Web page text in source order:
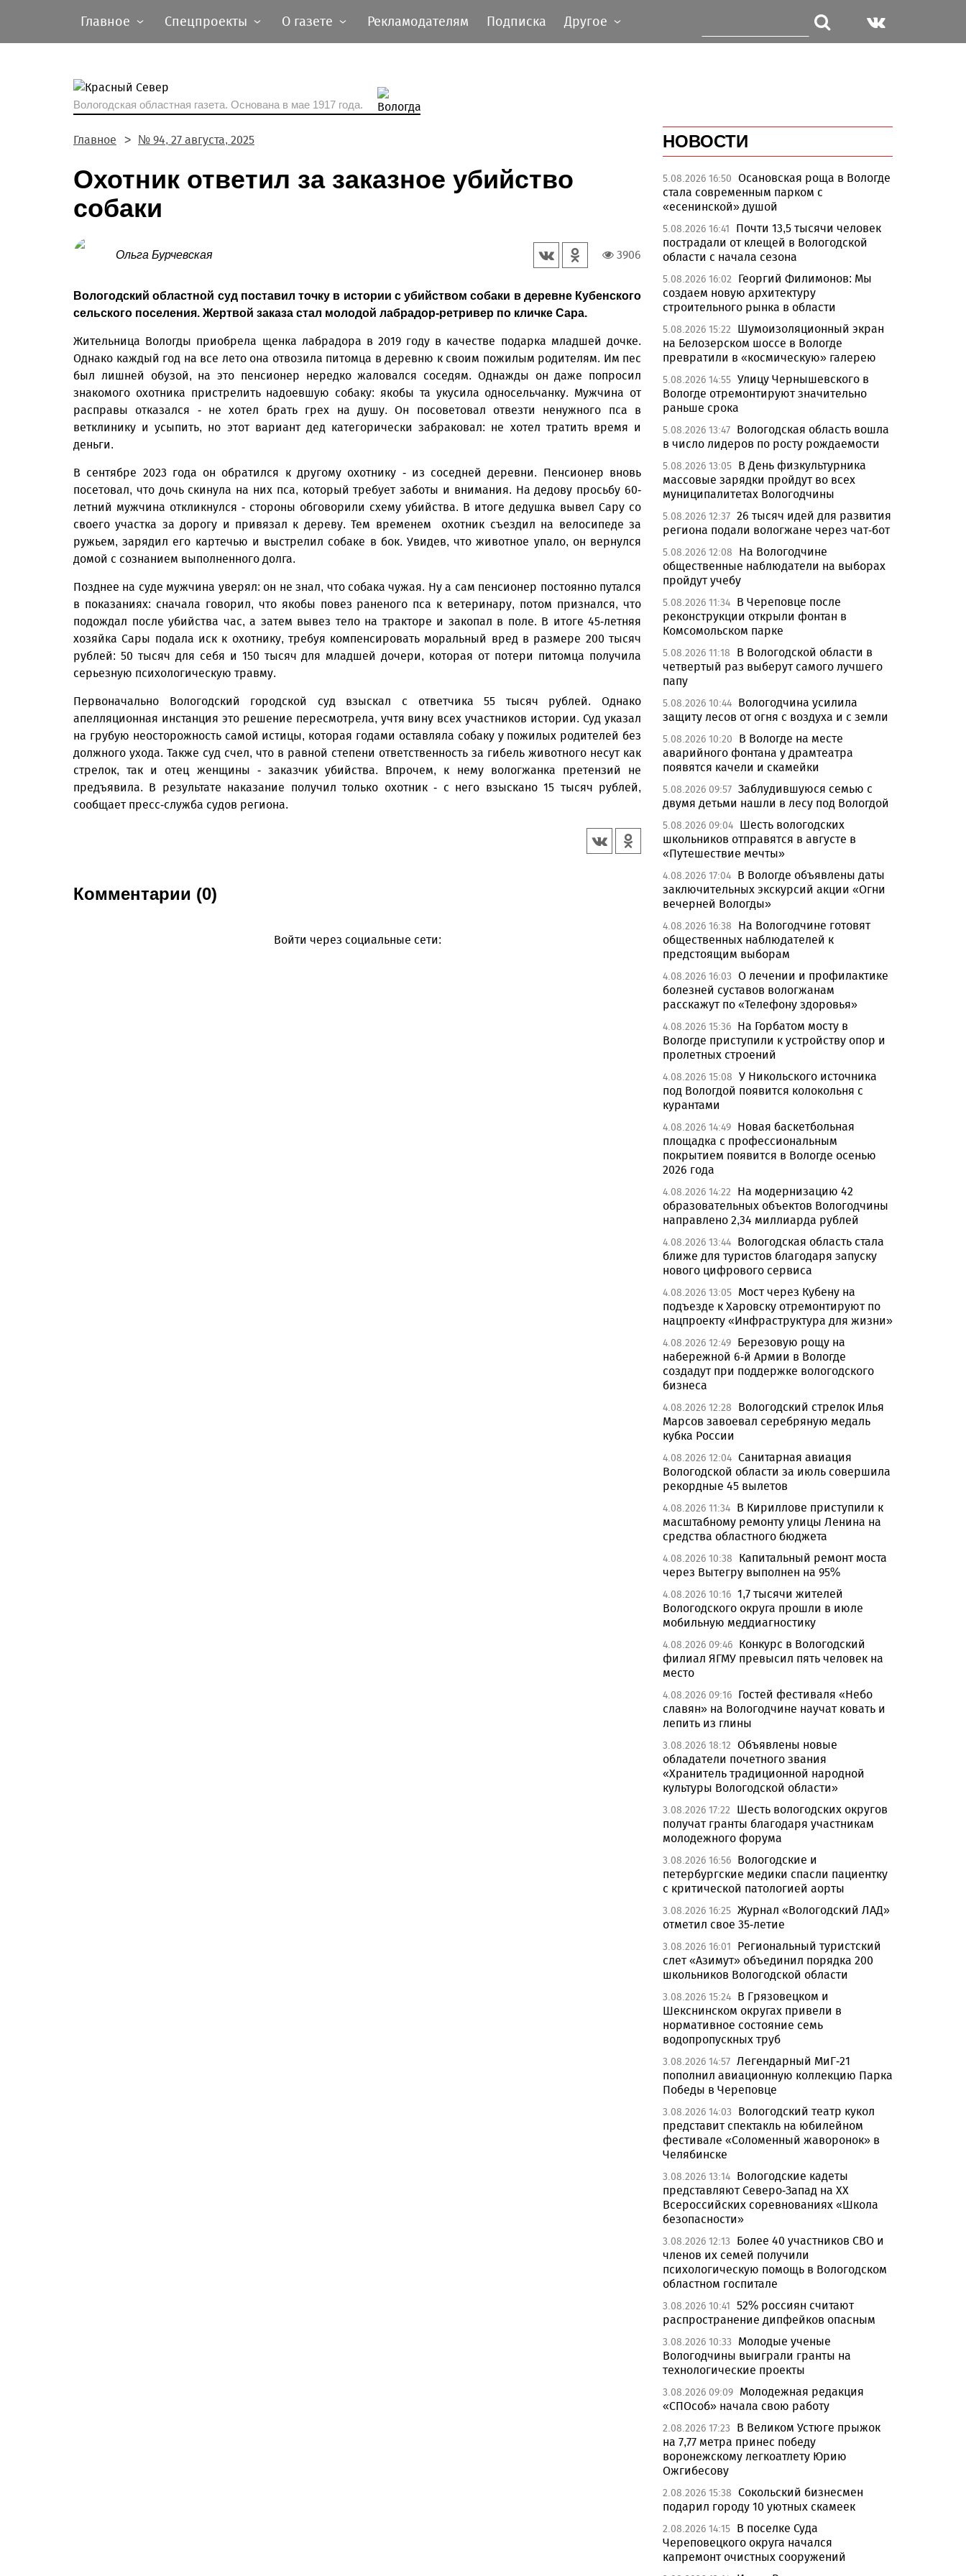
Главное Спецпроекты О газете Рекламодателям Подписка Другое
Вологодская областная газета. Основана в мае 1917 года.
Главное № 94, 27 августа, 2025
Охотник ответил за заказное убийство
собаки
Ольга Бурчевская 3906
Вологодский областной суд поставил точку в истории с убийством собаки в деревне Кубенского
сельского поселения. Жертвой заказа стал молодой лабрадор-ретривер по кличке Сара.
Жительница Вологды приобрела щенка лабрадора в 2019 году в качестве подарка младшей дочке.
Однако каждый год на все лето она отвозила питомца в деревню к своим пожилым родителям. Им пес
был лишней обузой, на это пенсионер нередко жаловался соседям. Однажды он даже попросил
знакомого охотника пристрелить надоевшую собаку: якобы та укусила односельчанку. Мужчина от
расправы отказался - не хотел брать грех на душу. Он посоветовал отвезти ненужного пса в
ветклинику и усыпить, но этот вариант дед категорически забраковал: не хотел тратить время и
деньги.
В сентябре 2023 года он обратился к другому охотнику - из соседней деревни. Пенсионер вновь
посетовал, что дочь скинула на них пса, который требует заботы и внимания. На дедову просьбу 60-
летний мужчина откликнулся - стороны обговорили схему убийства. В итоге дедушка вывел Сару со
своего участка за дорогу и привязал к дереву. Тем временем охотник съездил на велосипеде за
ружьем, зарядил его картечью и выстрелил собаке в бок. Увидев, что животное упало, он вернулся
домой с сознанием выполненного долга.
Позднее на суде мужчина уверял: он не знал, что собака чужая. Ну а сам пенсионер постоянно путался
в показаниях: сначала говорил, что якобы повез раненого пса к ветеринару, потом признался, что
подождал после убийства час, а затем вывез тело на тракторе и закопал в поле. В итоге 45-летняя
хозяйка Сары подала иск к охотнику, требуя компенсировать моральный вред в размере 200 тысяч
рублей: 50 тысяч для себя и 150 тысяч для младшей дочери, которая от потери питомца получила
серьезную психологическую травму.
Первоначально Вологодский городской суд взыскал с ответчика 55 тысяч рублей. Однако
апелляционная инстанция это решение пересмотрела, учтя вину всех участников истории. Суд указал
на грубую неосторожность самой истицы, которая годами оставляла собаку у пожилых родителей без
должного ухода. Также суд счел, что в равной степени ответственность за гибель животного несут как
стрелок, так и отец женщины - заказчик убийства. Впрочем, к нему вологжанка претензий не
предъявила. В результате наказание получил только охотник - с него взыскано 15 тысяч рублей,
сообщает пресс-служба судов региона.
Комментарии (0)
Войти через социальные сети:
НОВОСТИ
5.08.2026 16:50 Осановская роща в Вологде
стала современным парком с
«есенинской» душой
5.08.2026 16:41
Почти 13,5 тысячи человек
пострадали от клещей в Вологодской
области с начала сезона
5.08.2026 16:02
Георгий Филимонов: Мы
создаем новую архитектуру
строительного рынка в области
5.08.2026 15:22
Шумоизоляционный экран
на Белозерском шоссе в Вологде
превратили в «космическую» галерею
5.08.2026 14:55 Улицу Чернышевского в
Вологде отремонтируют значительно
раньше срока
5.08.2026 13:47 Вологодская область вошла
в число лидеров по росту рождаемости
5.08.2026 13:05 В День физкультурника
массовые зарядки пройдут во всех
муниципалитетах Вологодчины
5.08.2026 12:37 26 тысяч идей для развития
региона подали вологжане через чат-бот
5.08.2026 12:08
На Вологодчине
общественные наблюдатели на выборах
пройдут учебу
5.08.2026 11:34 В Череповце после
реконструкции открыли фонтан в
Комсомольском парке
5.08.2026 11:18
В Вологодской области в
четвертый раз выберут самого лучшего
папу
5.08.2026 10:44 Вологодчина усилила
защиту лесов от огня с воздуха и с земли
5.08.2026 10:20
В Вологде на месте
аварийного фонтана у драмтеатра
появятся качели и скамейки
5.08.2026 09:57 Заблудившуюся семью с
двумя детьми нашли в лесу под Вологдой
5.08.2026 09:04 Шесть вологодских
школьников отправятся в августе в
«Путешествие мечты»
4.08.2026 17:04 В Вологде объявлены даты
заключительных экскурсий акции «Огни
вечерней Вологды»
4.08.2026 16:38
На Вологодчине готовят
общественных наблюдателей к
предстоящим выборам
4.08.2026 16:03 О лечении и профилактике
болезней суставов вологжанам
расскажут по «Телефону здоровья»
4.08.2026 15:36 На Горбатом мосту в
Вологде приступили к устройству опор и
пролетных строений
4.08.2026 15:08 У Никольского источника
под Вологдой появится колокольня с
курантами
4.08.2026 14:49 Новая баскетбольная
площадка с профессиональным
покрытием появится в Вологде осенью
2026 года
4.08.2026 14:22
На модернизацию 42
образовательных объектов Вологодчины
направлено 2,34 миллиарда рублей
4.08.2026 13:44 Вологодская область стала
ближе для туристов благодаря запуску
нового цифрового сервиса
4.08.2026 13:05 Мост через Кубену на
подъезде к Харовску отремонтируют по
нацпроекту «Инфраструктура для жизни»
4.08.2026 12:49 Березовую рощу на
набережной 6-й Армии в Вологде
создадут при поддержке вологодского
бизнеса
4.08.2026 12:28
Вологодский стрелок Илья
Марсов завоевал серебряную медаль
кубка России
4.08.2026 12:04 Санитарная авиация
Вологодской области за июль совершила
рекордные 45 вылетов
4.08.2026 11:34 В Кириллове приступили к
масштабному ремонту улицы Ленина на
средства областного бюджета
4.08.2026 10:38
Капитальный ремонт моста
через Вытегру выполнен на 95%
4.08.2026 10:16 1,7 тысячи жителей
Вологодского округа прошли в июле
мобильную меддиагностику
4.08.2026 09:46 Конкурс в Вологодский
филиал ЯГМУ превысил пять человек на
место
4.08.2026 09:16 Гостей фестиваля «Небо
славян» на Вологодчине научат ковать и
лепить из глины
3.08.2026 18:12 Объявлены новые
обладатели почетного звания
«Хранитель традиционной народной
культуры Вологодской области»
3.08.2026 17:22
Шесть вологодских округов
получат гранты благодаря участникам
молодежного форума
3.08.2026 16:56 Вологодские и
петербургские медики спасли пациентку
с критической патологией аорты
3.08.2026 16:25 Журнал «Вологодский ЛАД»
отметил свое 35-летие
3.08.2026 16:01
Региональный туристский
слет «Азимут» объединил порядка 200
школьников Вологодской области
3.08.2026 15:24 В Грязовецком и
Шекснинском округах привели в
нормативное состояние семь
водопропускных труб
3.08.2026 14:57 Легендарный МиГ-21
пополнил авиационную коллекцию Парка
Победы в Череповце
3.08.2026 14:03
Вологодский театр кукол
представит спектакль на юбилейном
фестивале «Соломенный жаворонок» в
Челябинске
3.08.2026 13:14 Вологодские кадеты
представляют Северо-Запад на XX
Всероссийских соревнованиях «Школа
безопасности»
3.08.2026 12:13
Более 40 участников СВО и
членов их семей получили
психологическую помощь в Вологодском
областном госпитале
3.08.2026 10:41 52% россиян считают
распространение дипфейков опасным
3.08.2026 10:33
Молодые ученые
Вологодчины выиграли гранты на
технологические проекты
3.08.2026 09:09 Молодежная редакция
«СПОсоб» начала свою работу
2.08.2026 17:23
В Великом Устюге прыжок
на 7,77 метра принес победу
воронежскому легкоатлету Юрию
Ожгибесову
2.08.2026 15:38 Сокольский бизнесмен
подарил городу 10 уютных скамеек
2.08.2026 14:15 В поселке Суда
Череповецкого округа начался
капремонт очистных сооружений